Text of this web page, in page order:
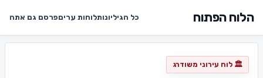
הלוח הפתוח כל הגיליונותלוחות עריםפרסם גם אתה
🏛️ לוח עירוני משודרג